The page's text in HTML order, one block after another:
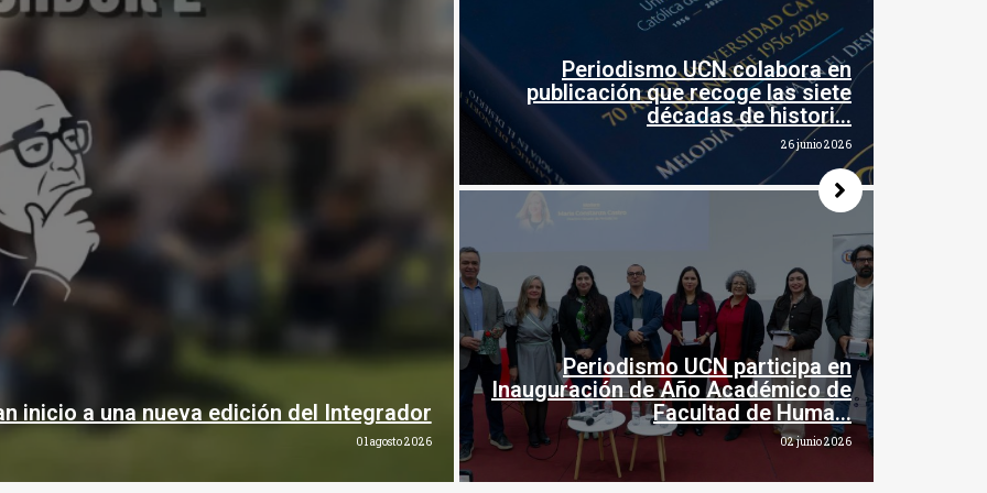
inicio a una nueva edición del Integrador
01 agosto 2026
Periodismo UCN colabora en
publicación que recoge las siete
décadas de histori…
26 junio 2026
Periodismo UCN participa en
Inauguración de Año Académico de
Facultad de Huma…
02 junio 2026